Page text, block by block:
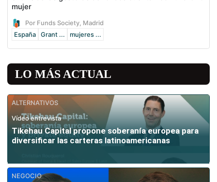
mujer
Por Funds Society, Madrid
España
Grant ... mujeres ...
LO MÁS ACTUAL
ALTERNATIVOS
Vídeo entrevista
Tikehau Capital propone soberanía europea para
diversificar las carteras latinoamericanas
NEGOCIO